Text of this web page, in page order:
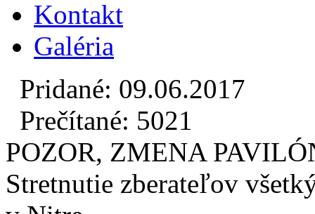
Kontakt
Galéria
Pridané: 09.06.2017
Prečítané: 5021
POZOR, ZMENA
Stretnutie zberateľov